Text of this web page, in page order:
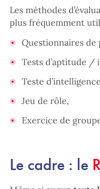
Les méthodes
plus fréquemment
Questionnaires de
Tests d’aptitude /
Teste
Jeu de rôle,
Exercice de
Le cadre : le